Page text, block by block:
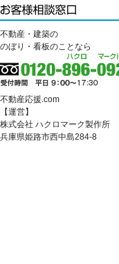
不動産・建築の
のぼり・看板のことなら
不動産応援.com
【運営】
株式会社 ハクロマーク製作所
兵庫県姫路市西中島284-8